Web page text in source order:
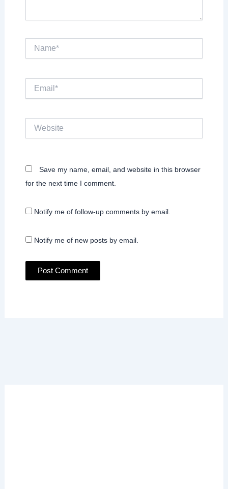
Website
Save my name, email, and website in this browser
for the next time I comment.
Notify me of follow-up comments by email.
Notify me of new posts by email.